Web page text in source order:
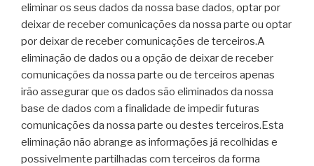
eliminar os seus dados da nossa base dados, optar por
deixar de receber comunicações da nossa parte ou optar
por deixar de receber comunicações de terceiros.A
eliminação de dados ou a opção de deixar de receber
comunicações da nossa parte ou de terceiros apenas
irão assegurar que os dados são eliminados da nossa
base de dados com a finalidade de impedir futuras
comunicações da nossa parte ou destes terceiros.Esta
eliminação não abrange as informações já recolhidas e
possivelmente partilhadas com terceiros da forma